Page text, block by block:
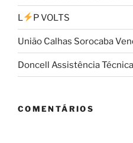
L P VOLTS
União Calhas Sorocaba
Doncell Assistência Técnica
COMENTÁRIOS